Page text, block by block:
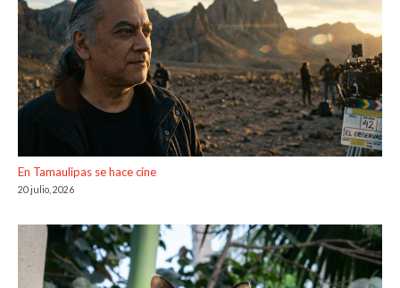
En Tamaulipas se hace cine
20 julio, 2026